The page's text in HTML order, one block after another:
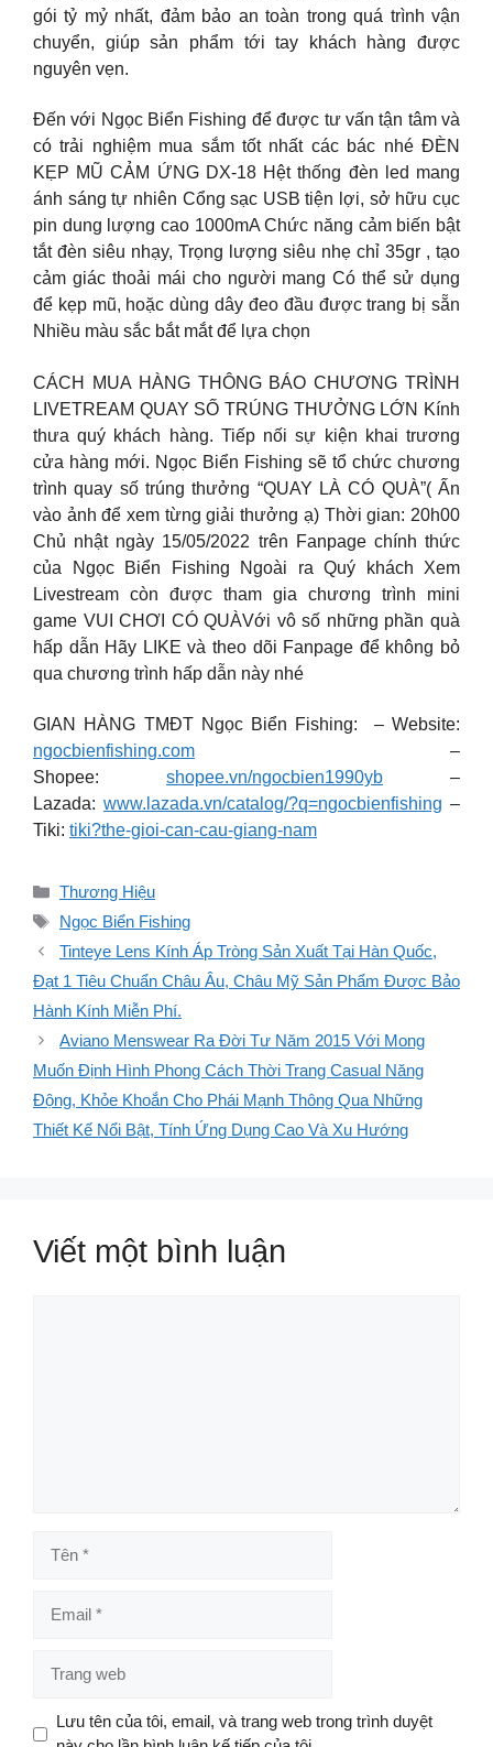
gói tỷ mỷ nhất, đảm bảo an toàn trong quá trình vận
chuyển, giúp sản phẩm tới tay khách hàng được
nguyên vẹn.
Đến với Ngọc Biển Fishing để được tư vấn tận tâm và
có trải nghiệm mua sắm tốt nhất các bác nhé ĐÈN
KẸP MŨ CẢM ỨNG DX-18 Hệt thống đèn led mang
ánh sáng tự nhiên Cổng sạc USB tiện lợi, sở hữu cục
pin dung lượng cao 1000mA Chức năng cảm biến bật
tắt đèn siêu nhạy, Trọng lượng siêu nhẹ chỉ 35gr , tạo
cảm giác thoải mái cho người mang Có thể sử dụng
để kẹp mũ, hoặc dùng dây đeo đầu được trang bị sẵn
Nhiều màu sắc bắt mắt để lựa chọn
CÁCH MUA HÀNG THÔNG BÁO CHƯƠNG TRÌNH
LIVETREAM QUAY SỐ TRÚNG THƯỞNG LỚN Kính
thưa quý khách hàng. Tiếp nối sự kiện khai trương
cửa hàng mới. Ngọc Biển Fishing sẽ tổ chức chương
trình quay số trúng thưởng “QUAY LÀ CÓ QUÀ”( Ấn
vào ảnh để xem từng giải thưởng ạ) Thời gian: 20h00
Chủ nhật ngày 15/05/2022 trên Fanpage chính thức
của Ngọc Biển Fishing Ngoài ra Quý khách Xem
Livestream còn được tham gia chương trình mini
game VUI CHƠI CÓ QUÀVới vô số những phần quà
hấp dẫn Hãy LIKE và theo dõi Fanpage để không bỏ
qua chương trình hấp dẫn này nhé
GIAN HÀNG TMĐT Ngọc Biển Fishing: – Website:
ngocbienfishing.com –
Shopee: shopee.vn/ngocbien1990yb –
Lazada: www.lazada.vn/catalog/?q=ngocbienfishing –
Tiki: tiki?the-gioi-can-cau-giang-nam
Danh
mục
Thương Hiệu
Thẻ
Ngọc Biển Fishing
Tinteye Lens Kính Áp Tròng Sản Xuất Tại Hàn Quốc,
Đạt 1 Tiêu Chuẩn Châu Âu, Châu Mỹ Sản Phẩm Được Bảo
Hành Kính Miễn Phí.
Aviano Menswear Ra Đời Tư Năm 2015 Với Mong
Muốn Định Hình Phong Cách Thời Trang Casual Năng
Động, Khỏe Khoắn Cho Phái Mạnh Thông Qua Những
Thiết Kế Nổi Bật, Tính Ứng Dụng Cao Và Xu Hướng
Viết một bình luận
web
Lưu tên của tôi, email, và trang web trong trình duyệt